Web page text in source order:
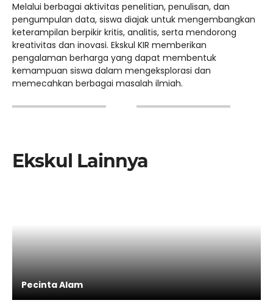
Melalui berbagai aktivitas penelitian, penulisan, dan
pengumpulan data, siswa diajak untuk mengembangkan
keterampilan berpikir kritis, analitis, serta mendorong
kreativitas dan inovasi. Ekskul KIR memberikan
pengalaman berharga yang dapat membentuk
kemampuan siswa dalam mengeksplorasi dan
memecahkan berbagai masalah ilmiah.
Ekskul Lainnya
Pecinta Alam